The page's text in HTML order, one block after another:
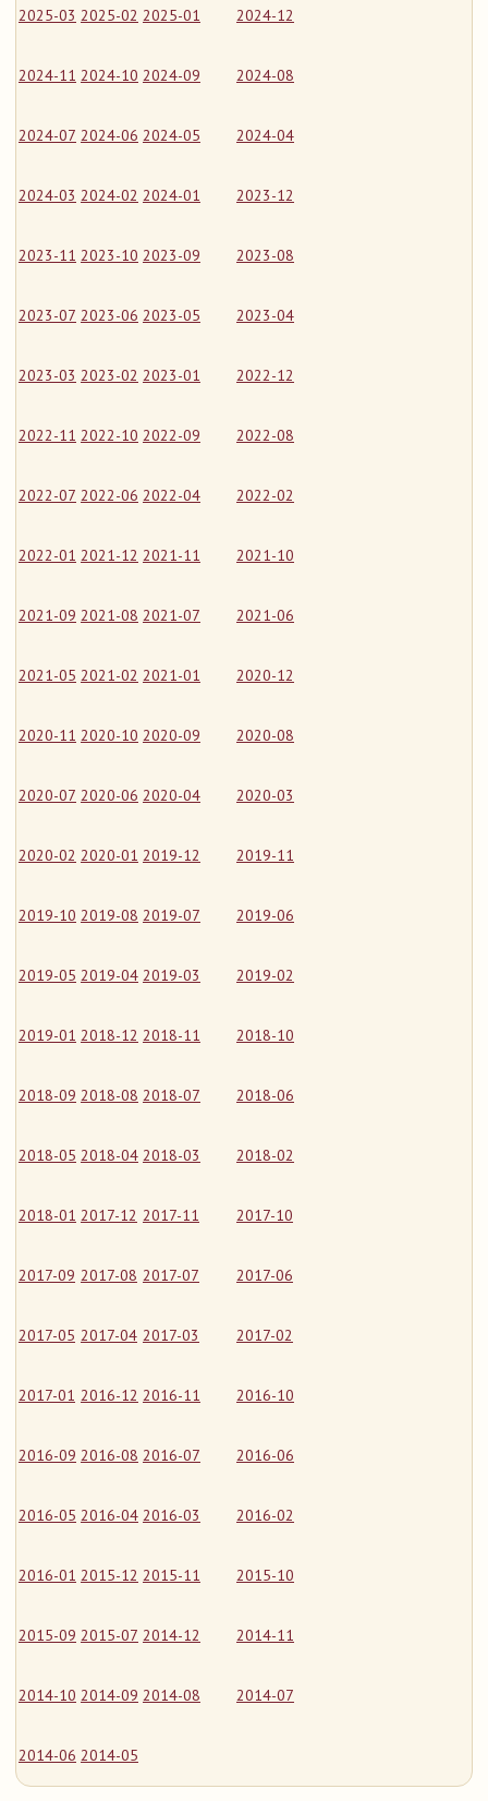
2025-03 2025-02 2025-01 2024-12
2024-11 2024-10 2024-09 2024-08
2024-07 2024-06 2024-05 2024-04
2024-03 2024-02 2024-01 2023-12
2023-11 2023-10 2023-09 2023-08
2023-07 2023-06 2023-05 2023-04
2023-03 2023-02 2023-01 2022-12
2022-11 2022-10 2022-09 2022-08
2022-07 2022-06 2022-04 2022-02
2022-01 2021-12 2021-11 2021-10
2021-09 2021-08 2021-07 2021-06
2021-05 2021-02 2021-01 2020-12
2020-11 2020-10 2020-09 2020-08
2020-07 2020-06 2020-04 2020-03
2020-02 2020-01 2019-12 2019-11
2019-10 2019-08 2019-07 2019-06
2019-05 2019-04 2019-03 2019-02
2019-01 2018-12 2018-11 2018-10
2018-09 2018-08 2018-07 2018-06
2018-05 2018-04 2018-03 2018-02
2018-01 2017-12 2017-11 2017-10
2017-09 2017-08 2017-07 2017-06
2017-05 2017-04 2017-03 2017-02
2017-01 2016-12 2016-11 2016-10
2016-09 2016-08 2016-07 2016-06
2016-05 2016-04 2016-03 2016-02
2016-01 2015-12 2015-11 2015-10
2015-09 2015-07 2014-12 2014-11
2014-10 2014-09 2014-08 2014-07
2014-06 2014-05